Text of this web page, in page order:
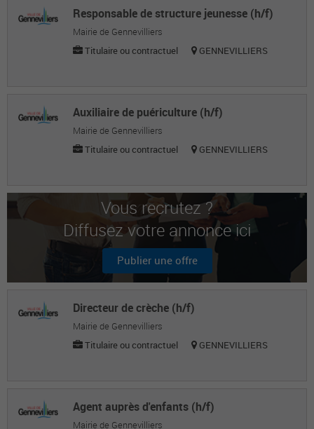
Iseline M.
Attachée territoriale
Quentin P.
Attaché territorial
Attachée territoriale
Sabine Chaussepied C.
Attachée territoriale
MARTINE L.
Attachée territoriale
Responsable de structure jeunesse (h/f)
Mairie de Gennevilliers
Titulaire ou contractuel
GENNEVILLIERS
Auxiliaire de puériculture (h/f)
Mairie de Gennevilliers
Titulaire ou contractuel
GENNEVILLIERS
Vous recrutez ?
Diffusez votre annonce ici
Publier une offre
Directeur de crèche (h/f)
Mairie de Gennevilliers
Titulaire ou contractuel
GENNEVILLIERS
Agent auprès d'enfants (h/f)
Mairie de Gennevilliers